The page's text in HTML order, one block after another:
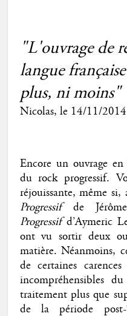
"L'ouvrage de
langue
plus, ni moins"
Nicolas, le 14/11/2014
Encore un ouvrage
du rock progressif.
réjouissante, même si,
Progressifde
Progressifd’Aymeric
ont vu sortir deux
matière. Néanmoins,
de certaines
incompréhensibles
traitement plus que
de la période